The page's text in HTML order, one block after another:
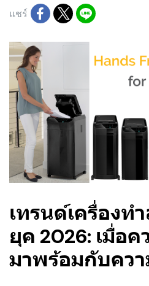
แชร์
เทรนด์เครื่องท
ยุค 2026: เมื่อ
มาพร้อมกับคว